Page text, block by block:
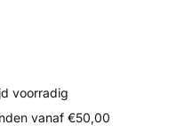
voorradig
vanaf €50,00